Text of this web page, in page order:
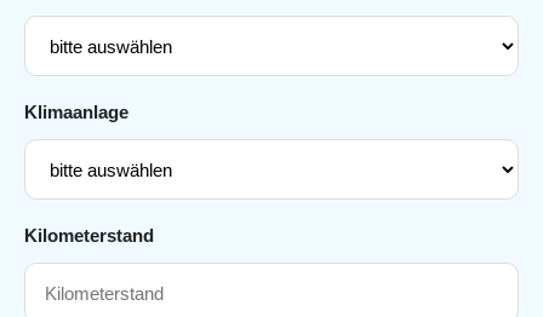
Klimaanlage
Kilometerstand